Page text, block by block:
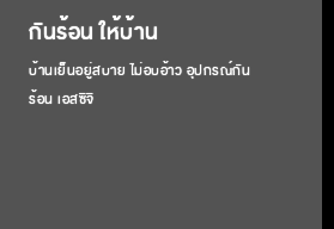
กันร้อน ให้บ้าน
บ้านเย็นอยู่สบาย ไม่อบอ้าว อุปกรณ์กัน
ร้อน เอสซีจี